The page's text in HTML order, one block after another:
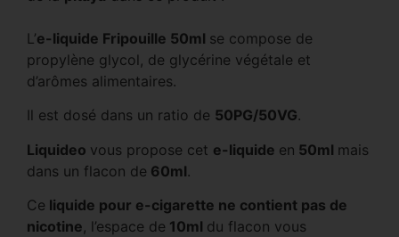
L’e-liquide Fripouille 50ml se compose de
propylène glycol, de glycérine végétale et
d’arômes alimentaires.
Il est dosé dans un ratio de 50PG/50VG.
Liquideo vous propose cet e-liquide en 50ml mais
dans un flacon de 60ml.
Ce liquide pour e-cigarette ne contient pas de
nicotine, l’espace de 10ml du flacon vous